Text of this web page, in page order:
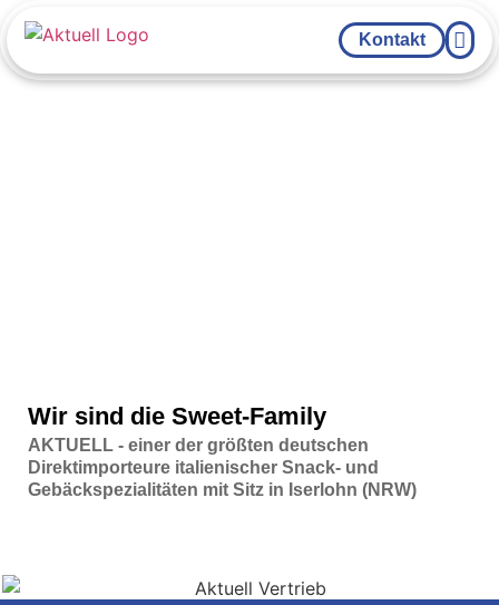
Kontakt
Wir sind die Sweet-Family
AKTUELL - einer der größten deutschen
Direktimporteure italienischer Snack- und
Gebäckspezialitäten mit Sitz in Iserlohn (NRW)